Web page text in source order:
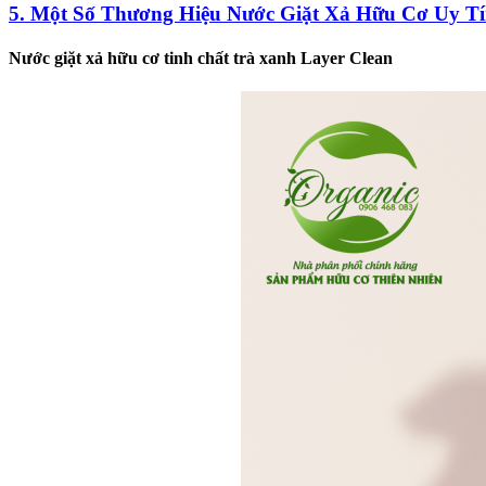
5. Một Số Thương Hiệu Nước Giặt Xả Hữu Cơ Uy
Nước giặt xả hữu cơ tinh chất trà xanh Layer Clean